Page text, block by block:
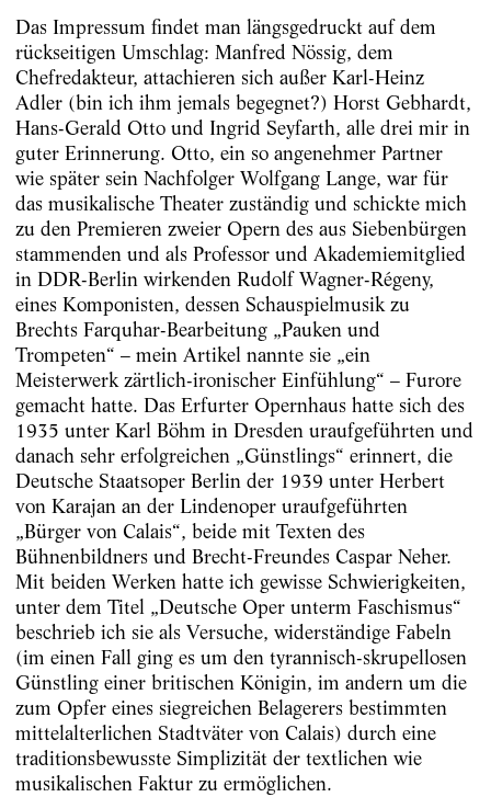
Das Impressum findet man längsgedruckt auf dem
rückseitigen Umschlag: Manfred Nössig, dem
Chefredakteur, attachieren sich außer Karl-Heinz
Adler (bin ich ihm jemals begegnet?) Horst Gebhardt,
Hans-Gerald Otto und Ingrid Seyfarth, alle drei mir in
guter Erinnerung. Otto, ein so angenehmer Partner
wie später sein Nachfolger Wolfgang Lange, war für
das musikalische Theater zuständig und schickte mich
zu den Premieren zweier Opern des aus Siebenbürgen
stammenden und als Professor und Akademiemitglied
in DDR-Berlin wirkenden Rudolf Wagner-Régeny,
eines Komponisten, dessen Schauspielmusik zu
Brechts Farquhar-­Bearbeitung „Pauken und
Trompeten“ – mein Artikel nannte sie „ein
Meisterwerk zärtlich-ironischer Einfühlung“ – Furore
gemacht hatte. Das Erfurter Opernhaus hatte sich des
1935 unter Karl Böhm in Dresden uraufgeführten und
danach sehr erfolg­reichen „Günstlings“ erinnert, die
Deutsche Staatsoper Berlin der 1939 unter Herbert
von Karajan an der Lindenoper uraufgeführten
„Bürger von Calais“, beide mit Texten des
Bühnenbildners und Brecht-Freundes Caspar Neher.
Mit beiden Werken hatte ich gewisse Schwierigkeiten,
unter dem Titel „Deutsche Oper unterm Faschismus“
beschrieb ich sie als Versuche, widerständige Fabeln
(im einen Fall ging es um den tyrannisch-skrupellosen
Günstling einer britischen Königin, im andern um die
zum Opfer eines siegreichen Belagerers bestimmten
mittelalterlichen Stadtväter von Calais) durch eine
traditionsbewusste Simplizität der textlichen wie
musikalischen Faktur zu ermöglichen.